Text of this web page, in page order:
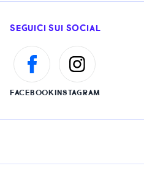
SEGUICI SUI SOCIAL
FACEBOOKINSTAGRAM